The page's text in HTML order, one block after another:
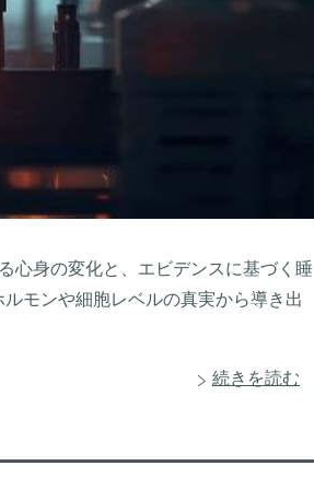
心身の変化と、エビデンスに基づく睡
モンや細胞レベルの真実から導き出
続きを読む